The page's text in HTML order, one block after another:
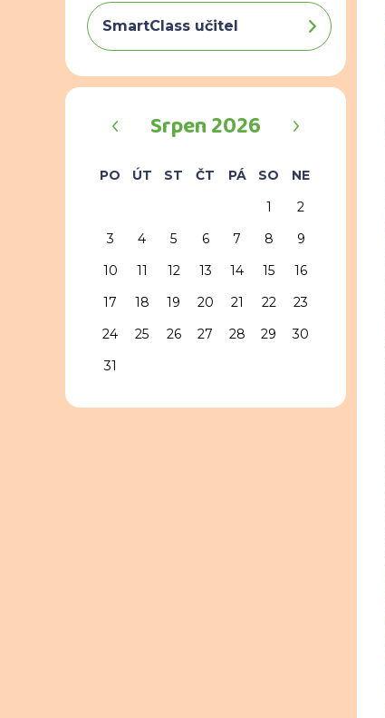
SmartClass učitel
Srpen 2026
PO ÚT ST ČT PÁ SO
NE
1
2
3
4 5 6 7 8
9
10
11 12 13 14 15
16
17
18 19 20 21 22
23
24
25 26 27 28 29
30
31